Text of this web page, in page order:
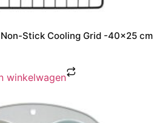
Stick Cooling Grid -40×25 cm
winkelwagen